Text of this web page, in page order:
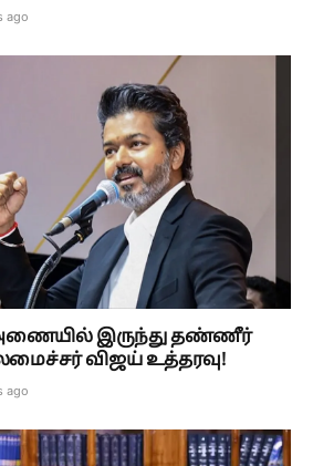
ago
அணையில் இருந்து தண்ணீர்
விஜய் உத்தரவு!
ago